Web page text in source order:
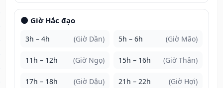
🌑 Giờ Hắc đạo
3h – 4h (Giờ Dần) 5h – 6h (Giờ Mão)
11h – 12h (Giờ Ngọ) 15h – 16h (Giờ Thân)
17h – 18h (Giờ Dậu) 21h – 22h (Giờ Hợi)